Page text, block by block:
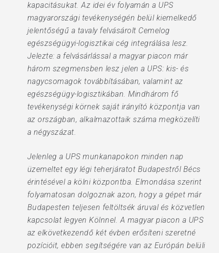
kapacitásukat. Az idei év folyamán a UPS
magyarországi tevékenységén belül kiemelkedő
jelentőségű a tavaly felvásárolt Cemelog
egészségügyi-logisztikai cég integrálása lesz.
Jelezte: a felvásárlással a magyar piacon már
három szegmensben lesz jelen a UPS: kis- és
nagycsomagok továbbításában, valamint az
egészségügy-logisztikában. Mindhárom fő
tevékenységi körnek saját irányító központja van
az országban, alkalmazottaik száma megközelíti
a négyszázat.
Jelenleg a UPS munkanapokon minden nap
üzemeltet egy légi teherjáratot Budapestről Bécs
érintésével a kölni központba. Elmondása szerint
folyamatosan dolgoznak azon, hogy a gépet már
Budapesten teljesen feltöltsék áruval és közvetlen
kapcsolat legyen Kölnnel. A magyar piacon a UPS
az elkövetkezendő két évben erősíteni szeretné
pozícióit, ebben segítségére van az Európán belüli